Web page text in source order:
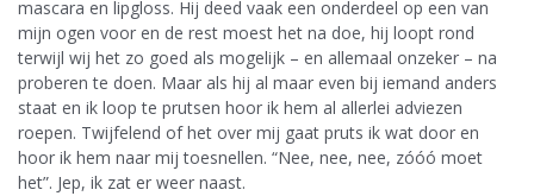
mascara en lipgloss. Hij deed vaak een onderdeel op een van
mijn ogen voor en de rest moest het na doe, hij loopt rond
terwijl wij het zo goed als mogelijk – en allemaal onzeker – na
proberen te doen. Maar als hij al maar even bij iemand anders
staat en ik loop te prutsen hoor ik hem al allerlei adviezen
roepen. Twijfelend of het over mij gaat pruts ik wat door en
hoor ik hem naar mij toesnellen. “Nee, nee, nee, zóóó moet
het”. Jep, ik zat er weer naast.